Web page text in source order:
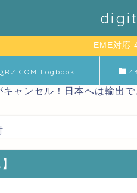
EME対応
Logbook
ャンセル！日本へは輸出で